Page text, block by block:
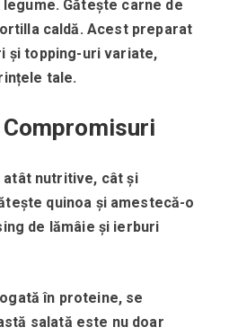
Gătește carne de
caldă. Acest preparat
și topping-uri variate,
tale.
atât nutritive, cât și
quinoa și amestecă-o
de lămâie și ierburi
în proteine, se
salată este nu doar